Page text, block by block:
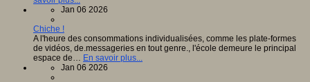
Jan 06 2026
Chiche !
A l'heure des consommations individualisées, comme les plate-formes
de vidéos, de.messageries en tout genre., l'école demeure le principal
espace de… En savoir plus...
Jan 06 2026